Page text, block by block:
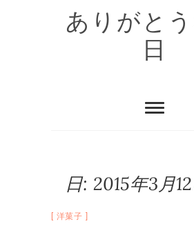
ありがと
日
日: 2015年3月
洋菓子